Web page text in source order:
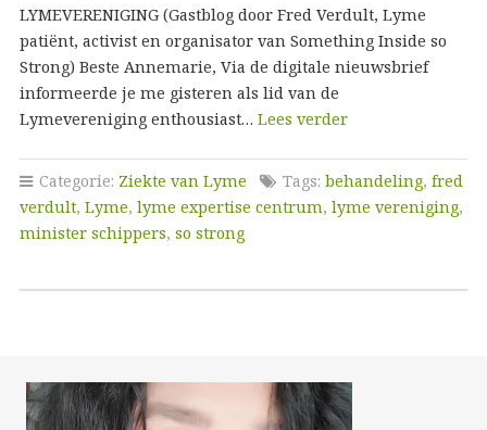
LYMEVERENIGING (Gastblog door Fred Verdult, Lyme
patiënt, activist en organisator van Something Inside so
Strong) Beste Annemarie, Via de digitale nieuwsbrief
informeerde je me gisteren als lid van de
Lymevereniging enthousiast… Lees verder
Categorie: Ziekte van Lyme Tags: behandeling, fred
verdult, Lyme, lyme expertise centrum, lyme vereniging,
minister schippers, so strong